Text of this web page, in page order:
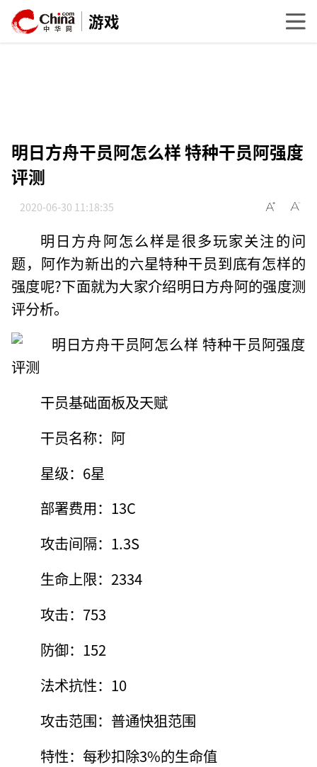
游戏
明日方舟干员阿怎么样 特种干员阿强度
评测
2020-06-30 11:18:35
明日方舟阿怎么样是很多玩家关注的问
题，阿作为新出的六星特种干员到底有怎样的
强度呢?下面就为大家介绍明日方舟阿的强度测
评分析。
干员基础面板及天赋
干员名称：阿
星级：6星
部署费用：13C
攻击间隔：1.3S
生命上限：2334
攻击：753
防御：152
法术抗性：10
攻击范围：普通快狙范围
特性：每秒扣除3%的生命值